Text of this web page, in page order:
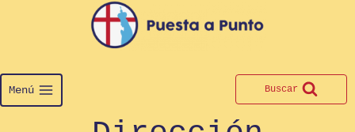
Menú Buscar